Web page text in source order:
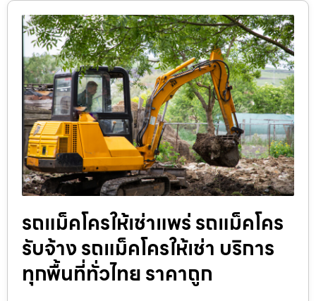
รถแม็คโครให้เช่าแพร่ รถแม็คโคร
รับจ้าง รถแม็คโครให้เช่า บริการ
ทุกพื้นที่ทั่วไทย ราคาถูก